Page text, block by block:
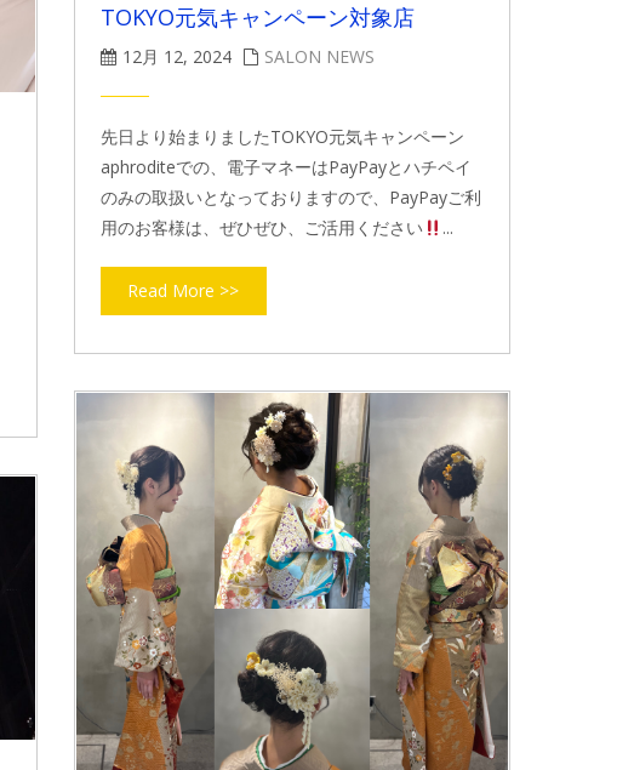
TOKYO元気キャンペーン対象店
12月 12, 2024 SALON NEWS
先日より始まりましたTOKYO元気キャンペーン
aphroditeでの、電子マネーはPayPayとハチペイ
のみの取扱いとなっておりますので、PayPayご利
用のお客様は、ぜひぜひ、ご活用ください
...
Read More >>